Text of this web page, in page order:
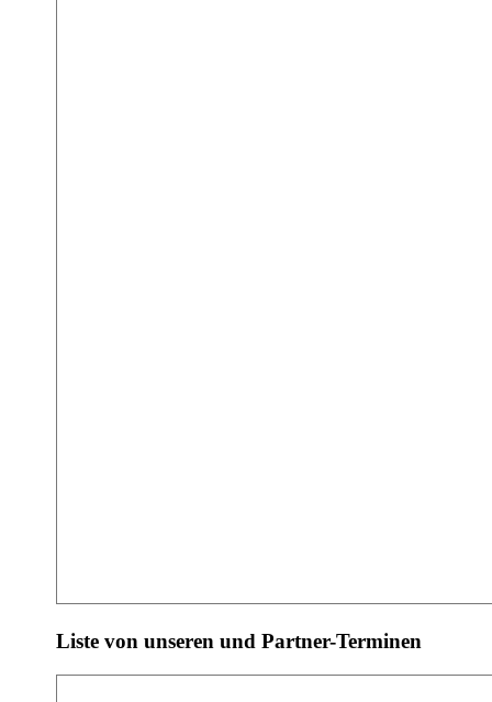
Liste von unseren und Partner-Terminen